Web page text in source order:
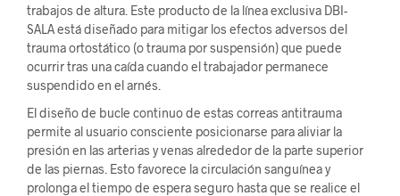
trabajos de altura. Este producto de la línea exclusiva DBI-
SALA está diseñado para mitigar los efectos adversos del
trauma ortostático (o trauma por suspensión) que puede
ocurrir tras una caída cuando el trabajador permanece
suspendido en el arnés.
El diseño de bucle continuo de estas correas antitrauma
permite al usuario consciente posicionarse para aliviar la
presión en las arterias y venas alrededor de la parte superior
de las piernas. Esto favorece la circulación sanguínea y
prolonga el tiempo de espera seguro hasta que se realice el